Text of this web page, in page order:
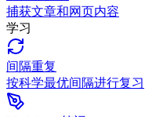
捕获文章和网页内容
学习
间隔重复
按科学最优间隔进行复习